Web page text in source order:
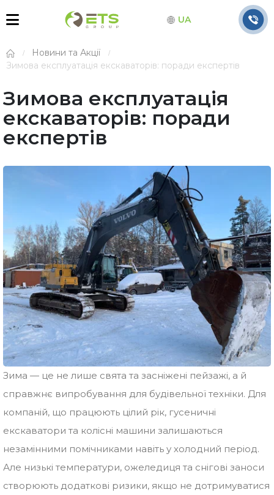
UA
Новини та Акції
Зимова експлуатація екскаваторів: поради експертів
Зимова експлуатація
екскаваторів: поради
експертів
Зима — це не лише свята та засніжені пейзажі, а й
справжнє випробування для будівельної техніки. Для
компаній, що працюють цілий рік, гусеничні
екскаватори та колісні машини залишаються
незамінними помічниками навіть у холодний період.
Але низькі температури, ожеледиця та снігові заноси
створюють додаткові ризики, якщо не дотримуватися